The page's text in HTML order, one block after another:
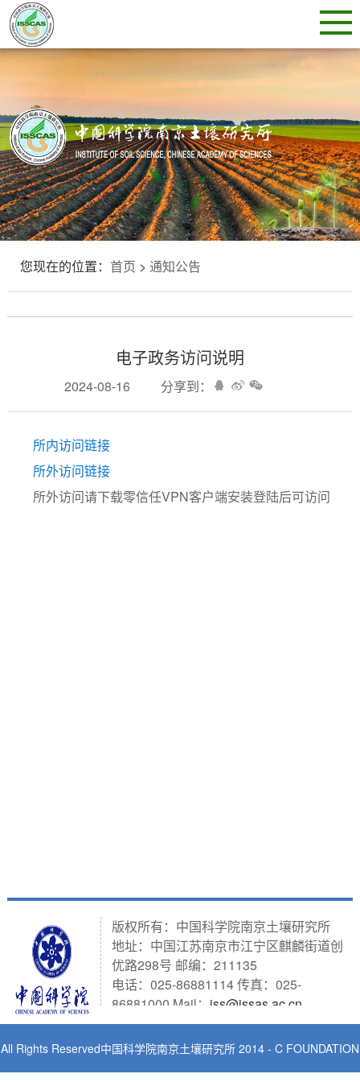
您现在的位置： 首页 > 通知公告
电子政务访问说明
2024-08-16 分享到：
所内访问链接
所外访问链接
所外访问请下载零信任VPN客户端安装登陆后可访问
版权所有：中国科学院南京土壤研究所
地址：中国江苏南京市江宁区麒麟街道创
优路298号 邮编：211135
电话：025-86881114 传真：025-
86881000 Mail： iss@issas.ac.cn
All Rights Reserved中国科学院南京土壤研究所 2014 - C FOUNDATION